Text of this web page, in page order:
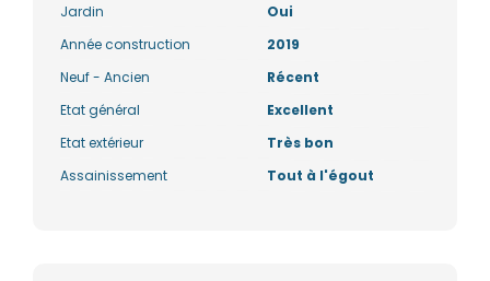
Jardin
Oui
Année construction
2019
Neuf - Ancien
Récent
Etat général
Excellent
Etat extérieur
Très bon
Assainissement
Tout à l'égout